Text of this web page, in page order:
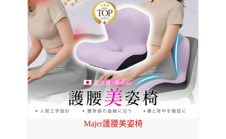
Majer護腰美姿椅